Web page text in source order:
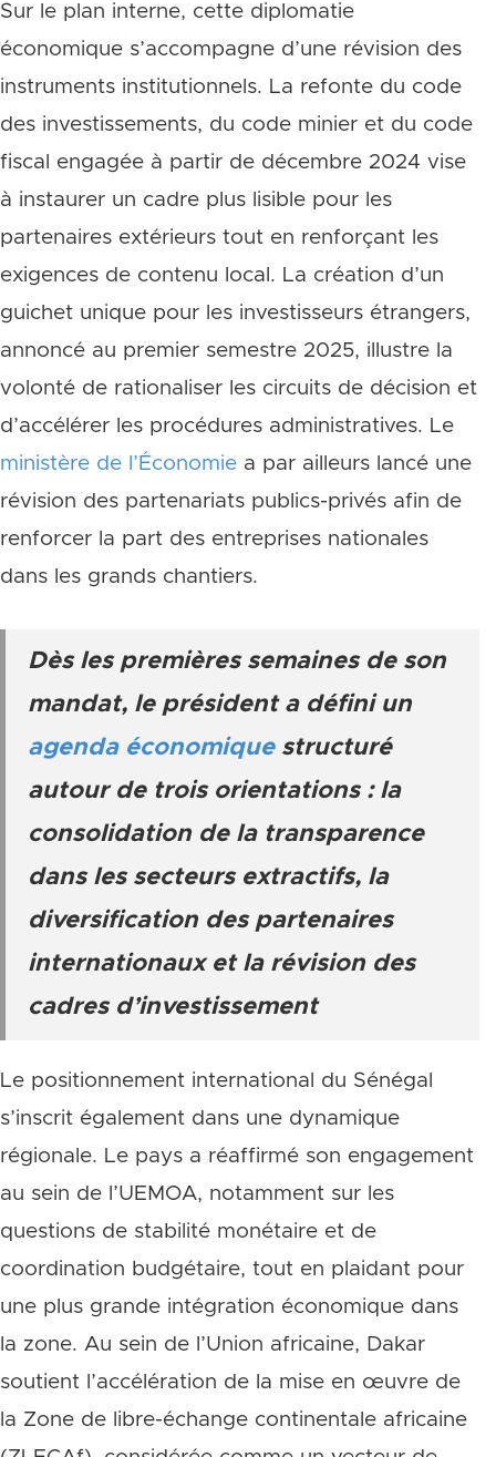
Sur le plan interne, cette diplomatie
économique s’accompagne d’une révision des
instruments institutionnels. La refonte du code
des investissements, du code minier et du code
fiscal engagée à partir de décembre 2024 vise
à instaurer un cadre plus lisible pour les
partenaires extérieurs tout en renforçant les
exigences de contenu local. La création d’un
guichet unique pour les investisseurs étrangers,
annoncé au premier semestre 2025, illustre la
volonté de rationaliser les circuits de décision et
d’accélérer les procédures administratives. Le
ministère de l’Économie a par ailleurs lancé une
révision des partenariats publics-privés afin de
renforcer la part des entreprises nationales
dans les grands chantiers.
Dès les premières semaines de son
mandat, le président a défini un
agenda économiquestructuré
autour de trois orientations : la
consolidation de la transparence
dans les secteurs extractifs, la
diversification des partenaires
internationaux et la révision des
cadres d’investissement
Le positionnement international du Sénégal
s’inscrit également dans une dynamique
régionale. Le pays a réaffirmé son engagement
au sein de l’UEMOA, notamment sur les
questions de stabilité monétaire et de
coordination budgétaire, tout en plaidant pour
une plus grande intégration économique dans
la zone. Au sein de l’Union africaine, Dakar
soutient l’accélération de la mise en œuvre de
la Zone de libre-échange continentale africaine